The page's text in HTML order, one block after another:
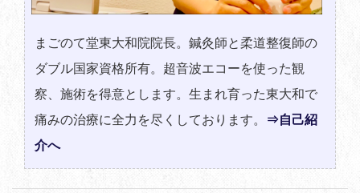
まごのて堂東大和院院長。鍼灸師と柔道整復師の
ダブル国家資格所有。超音波エコーを使った観
察、施術を得意とします。生まれ育った東大和で
痛みの治療に全力を尽くしております。
⇒自己紹
介へ